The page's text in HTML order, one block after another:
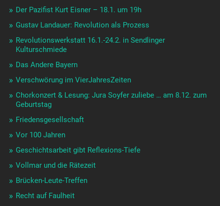
Der Pazifist Kurt Eisner – 18.1. um 19h
Gustav Landauer: Revolution als Prozess
Revolutionswerkstatt 16.1.-24.2. in Sendlinger
Kulturschmiede
Das Andere Bayern
Verschwörung im VierJahresZeiten
Chorkonzert & Lesung: Jura Soyfer zuliebe … am 8.12. zum
Geburtstag
Friedensgesellschaft
Vor 100 Jahren
Geschichtsarbeit gibt Reflexions-Tiefe
Vollmar und die Rätezeit
Brücken-Leute-Treffen
Recht auf Faulheit